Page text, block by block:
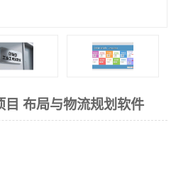
布局与物流规划软件